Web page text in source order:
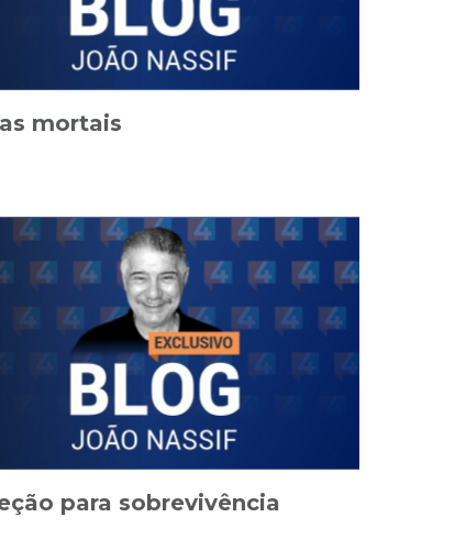
mortais
para sobrevivência